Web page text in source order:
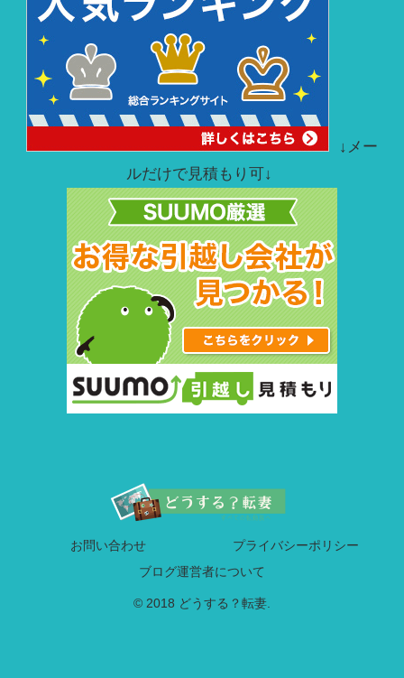
↓メー
ルだけで見積もり可↓
お問い合わせ
プライバシーポリシー
ブログ運営者について
© 2018 どうする？転妻.